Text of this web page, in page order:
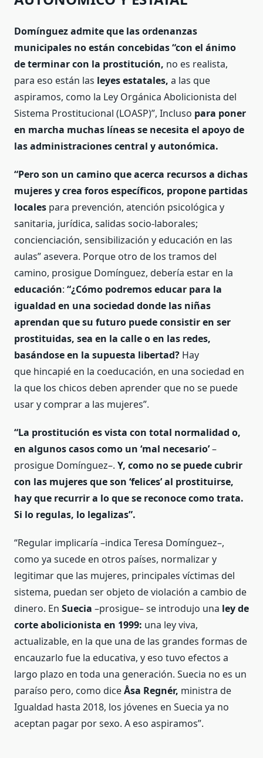
Domínguez admite que las ordenanzas
municipales no están concebidas “con el ánimo
de terminar con la prostitución, no es realista,
para eso están las leyes estatales, a las que
aspiramos, como la Ley Orgánica Abolicionista del
Sistema Prostitucional (LOASP)”, Incluso para poner
en marcha muchas líneas se necesita el apoyo de
las administraciones central y autonómica.
“Pero son un camino que acerca recursos a dichas
mujeres y crea foros específicos, propone partidas
locales para prevención, atención psicológica y
sanitaria, jurídica, salidas socio-laborales;
concienciación, sensibilización y educación en las
aulas” asevera. Porque otro de los tramos del
camino, prosigue Domínguez, debería estar en la
educación: “¿Cómo podremos educar para la
igualdad en una sociedad donde las niñas
aprendan que su futuro puede consistir en ser
prostituidas, sea en la calle o en las redes,
basándose en la supuesta libertad? Hay
que hincapié en la coeducación, en una sociedad en
la que los chicos deben aprender que no se puede
usar y comprar a las mujeres”.
“La prostitución es vista con total normalidad o,
en algunos casos como un ‘mal necesario’–
prosigue Domínguez–. Y, como no se puede cubrir
con las mujeres que son ‘felices’ al prostituirse,
hay que recurrir a lo que se reconoce como trata.
Si lo regulas, lo legalizas”.
“Regular implicaría –indica Teresa Domínguez–,
como ya sucede en otros países, normalizar y
legitimar que las mujeres, principales víctimas del
sistema, puedan ser objeto de violación a cambio de
dinero. En Suecia –prosigue– se introdujo una ley de
corte abolicionista en 1999: una ley viva,
actualizable, en la que una de las grandes formas de
encauzarlo fue la educativa, y eso tuvo efectos a
largo plazo en toda una generación. Suecia no es un
paraíso pero, como diceÅsa Regnér, ministra de
Igualdad hasta 2018, los jóvenes en Suecia ya no
aceptan pagar por sexo. A eso aspiramos”.